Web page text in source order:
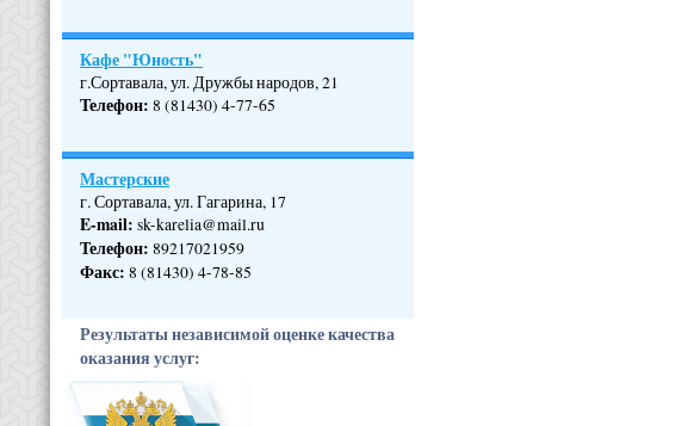
Кафе "Юность"
г.Сортавала, ул. Дружбы народов, 21
Телефон: 8 (81430) 4-77-65
Мастерские
г. Сортавала, ул. Гагарина, 17
E-mail: sk-karelia@mail.ru
Телефон: 89217021959
Факс: 8 (81430) 4-78-85
Результаты независимой оценке качества
оказания услуг: